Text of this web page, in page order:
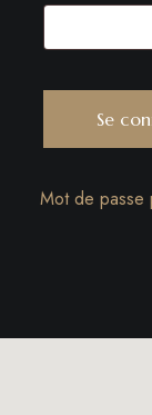
Se
Mot de passe